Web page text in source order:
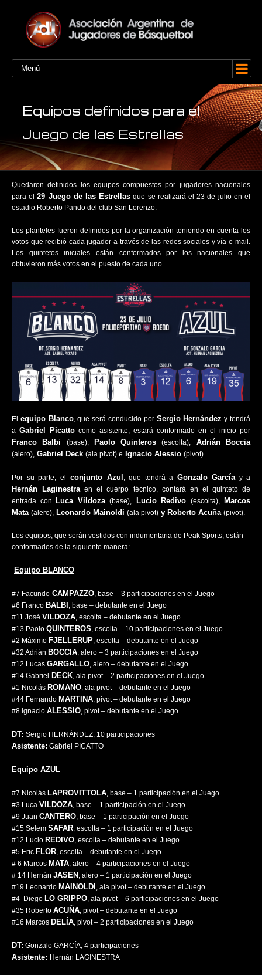
Menú
Equipos definidos para el
Juego de las Estrellas
Quedaron definidos los equipos compuestos por jugadores nacionales
para el29 Juego de las Estrellas que se realizará el 23 de julio en el
estadio Roberto Pando del club San Lorenzo.
Los planteles fueron definidos por la organización teniendo en cuenta los
votos que recibió cada jugador a través de las redes sociales y vía e-mail.
Los quintetos iniciales están conformados por los nacionales que
obtuvieron más votos en el puesto de cada uno.
El equipo Blanco, que será conducido por Sergio Hernández y tendrá
a Gabriel Picatto como asistente, estará conformado en el inicio por
Franco Balbi (base), Paolo Quinteros(escolta), Adrián Boccia
(alero), Gabriel Deck (ala pivot) e Ignacio Alessio (pivot).
Por su parte, el conjunto Azul , que tendrá a Gonzalo Garcíay a
Hernán Laginestraen el cuerpo técnico, contará en el quinteto de
entrada con
Luca Vildoza (base), Lucio Redivo (escolta), Marcos
Mata (alero), Leonardo Mainoldi (ala pivot) y Roberto Acuña (pivot).
Los equipos, que serán vestidos con indumentaria de Peak Sports, están
conformados de la siguiente manera:
Equipo BLANCO
#7 Facundo CAMPAZZO, base – 3 participaciones en el Juego
#6 Franco BALBI , base – debutante en el Juego
#11 José VILDOZA, escolta – debutante en el Juego
#13 Paolo QUINTEROS, escolta – 10 participaciones en el Juego
#2 Máximo FJELLERUP, escolta – debutante en el Juego
#32 Adrián BOCCIA, alero – 3 participaciones en el Juego
#12 Lucas GARGALLO, alero – debutante en el Juego
#14 Gabriel
DECK, ala pivot – 2 participaciones en el Juego
#1 Nicolás ROMANO, ala pivot – debutante en el Juego
#44 Fernando MARTINA, pivot – debutante en el Juego
#8 Ignacio ALESSIO, pivot – debutante en el Juego
DT: Sergio HERNÁNDEZ, 10 participaciones
Asistente: Gabriel PICATTO
Equipo AZUL
#7 Nicolás LAPROVITTOLA, base – 1 participación en el Juego
#3 Luca VILDOZA, base – 1 participación en el Juego
#9 Juan CANTERO, base – 1 participación en el Juego
#15 Selem SAFAR, escolta – 1 participación en el Juego
#12 Lucio REDIVO, escolta – debutante en el Juego
#5 Eric FLOR, escolta – debutante en el Juego
# 6 Marcos MATA, alero – 4 participaciones en el Juego
# 14 Hernán JASEN , alero – 1 participación en el Juego
#19 Leonardo MAINOLDI , ala pivot – debutante en el Juego
#4 Diego LO GRIPPO, ala pivot – 6 participaciones en el Juego
#35 Roberto ACUÑA, pivot – debutante en el Juego
#16 Marcos DELÍA, pivot – 2 participaciones en el Juego
DT: Gonzalo GARCÍA, 4 participaciones
Asistente: Hernán LAGINESTRA